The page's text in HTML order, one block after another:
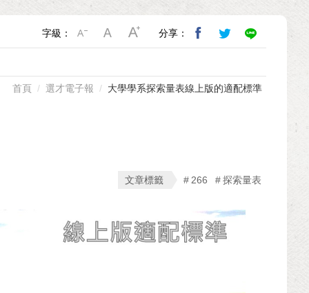
字級： 分享：
首頁 選才電子報 大學學系探索量表線上版的適配標準
文章標籤 266 探索量表